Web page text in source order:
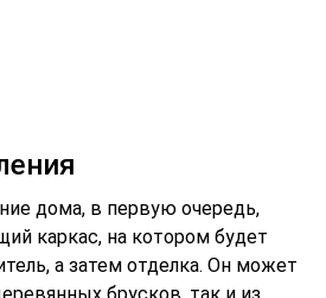
дома, в первую очередь,
каркас, на котором будет
а затем отделка. Он может
брусков, так и из